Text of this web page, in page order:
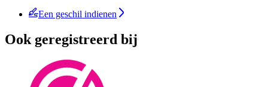
Een geschil indienen
Ook geregistreerd bij